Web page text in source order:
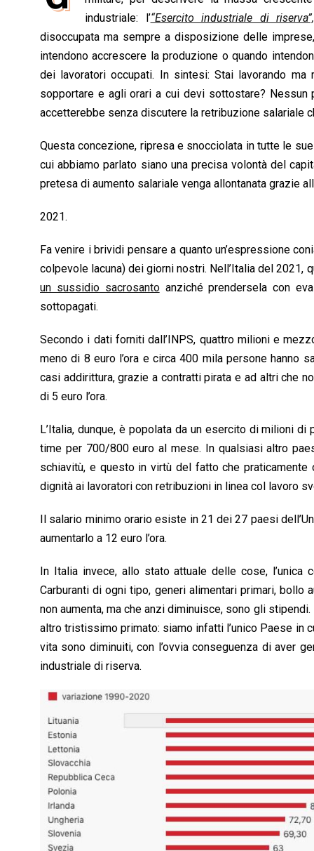
o
o
k
s
A
p
p
e
d
I
n
a
d
s
l
L
i
n
k
t
industriale: l’“Esercito industriale di riserva”,
disoccupata ma sempre a disposizione delle
intendono accrescere la produzione o quando
dei lavoratori occupati. In sintesi: Stai lavorando
sopportare e agli orari a cui devi sottostare?
accetterebbe senza discutere la retribuzione salariale
Questa concezione, ripresa e snocciolata in tutte le
cui abbiamo parlato siano una precisa volontà del
pretesa di aumento salariale venga allontanata grazie
2021.
Fa venire i brividi pensare a quanto un’espressione
colpevole lacuna) dei giorni nostri. Nell’Italia del 2021,
un sussidio sacrosantoanziché prendersela con
sottopagati.
Secondo i dati forniti dall’INPS, quattro milioni e
meno di 8 euro l’ora e circa 400 mila persone hanno
casi addirittura, grazie a contratti pirata e ad altri che
di 5 euro l’ora.
L’Italia, dunque, è popolata da un esercito di milioni
time per 700/800 euro al mese. In qualsiasi altro
schiavitù, e questo in virtù del fatto che
dignità ai lavoratori con retribuzioni in linea col lavoro
Il salario minimo orario esiste in 21 dei 27 paesi
aumentarlo a 12 euro l’ora.
In Italia invece, allo stato attuale delle cose,
Carburanti di ogni tipo, generi alimentari primari, bollo
non aumenta, ma che anzi diminuisce, sono gli
altro tristissimo primato: siamo infatti l’unico Paese in
vita sono diminuiti, con l’ovvia conseguenza di aver
industriale di riserva.